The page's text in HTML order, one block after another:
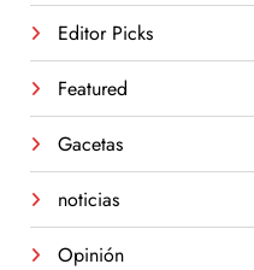
Editor Picks
Featured
Gacetas
noticias
Opinión